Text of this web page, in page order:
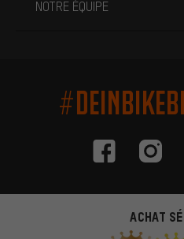
NOTRE ÉQUIPE
ACHAT